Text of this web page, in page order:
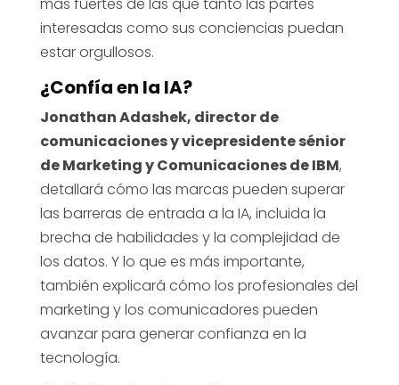
interesadas como sus conciencias puedan
estar orgullosos.
¿Confía en la IA?
Jonathan Adashek, director de
comunicaciones y vicepresidente sénior
de Marketing y Comunicaciones de IBM,
detallará cómo las marcas pueden superar
las barreras de entrada a la IA, incluida la
brecha de habilidades y la complejidad de
los datos. Y lo que es más importante,
también explicará cómo los profesionales del
marketing y los comunicadores pueden
avanzar para generar confianza en la
tecnología.